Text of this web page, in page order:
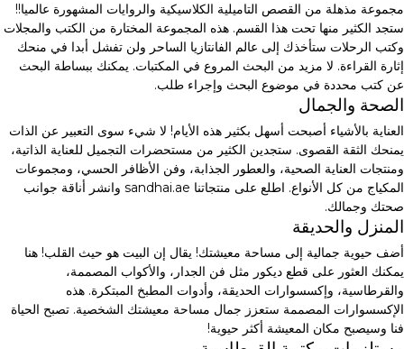
مجموعة مذهلة من القصص التاميلية الكلاسيكية والروايات المشهورة عالميا!!
ستجد الكثير منها تحت هذا القسم. هذه المجموعة المختارة من الكتب والمجلات
وكتب الرحلات ستأخذك إلى عالم الفانتازيا الساحر ولن تفشل أبدا في منحك
إثارة القراءة. لا مزيد من البحث المروع في المكتبات. يمكنك ببساطة البحث
عن كتب محددة في موضوع البحث وإجراء طلب.
الصحة والجمال
العناية بالأشياء أصبحت أسهل بكثير هذه الأيام! لا شيء سوى التعبير عن الذات
يمنحك الثقة القصوى. ستجدين الكثير من مستحضرات التجميل للعناية الذاتية،
ومنتجات العناية الصحية، والعطور الجذابة، وفن الأظافر الحسي، ومجموعات
المكياج من كل الأنواع. اطلع على منتجاتنا sandhai.ae وانشر أناقة جوانب
صحتك وجمالك.
المنزل والحديقة
أضف حيوية جمالية إلى مساحة معيشتك! يقال إن البيت هو حيث القلب! هنا
يمكنك العثور على قطع ديكور مثل فن الجدار، والأكواب المصممة،
والقرطاسية، وإكسسوارات الحديقة، وأدوات المطبخ المبتكرة. هذه
الإكسسوارات المصممة ستعزز جمال مساحة معيشتك الشخصية. تصبح الحياة
فنا وسيصبح مكان المعيشة أكثر حيوية!